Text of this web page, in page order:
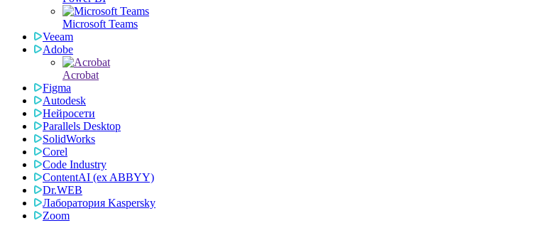
Microsoft Teams
Veeam
Adobe
Acrobat
Figma
Autodesk
Нейросети
Parallels Desktop
SolidWorks
Corel
Code Industry
ContentAI (ex ABBYY)
Dr.WEB
Лаборатория Kaspersky
Zoom